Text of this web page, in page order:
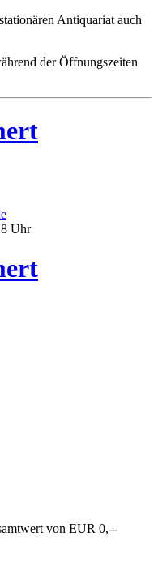
Antiquariat auch
der Öffnungszeiten
Uhr
von EUR 0,--